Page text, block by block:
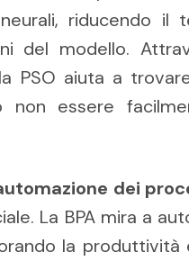
riducendo il
del modello.
PSO aiuta a
essere
dei
La BPA mira a
la produttività